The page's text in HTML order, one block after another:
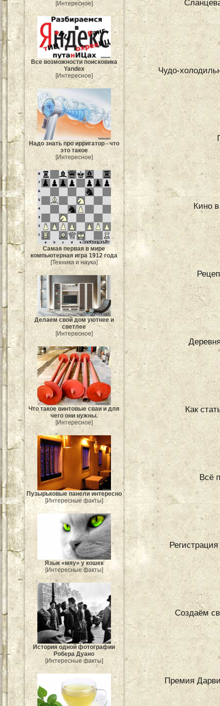
[Интересное]
Все возможности поисковика
Yandex
[Интересное]
Надо знать про ирригатор - что
это такое
[Интересное]
Самая первая в мире
компьютерная игра 1912 года
[Техника и наука]
Делаем свой дом уютнее и
светлее
[Интересное]
Что такое винтовые сваи и для
чего они нужны.
[Интересное]
Пузырьковые панели интересно
[Интересные факты]
Язык «мяу» у кошек
[Интересные факты]
История одной фотографии
Робера Дуано
[Интересные факты]
Чудо-
Кино
Как
Всё
Создаём
Премия